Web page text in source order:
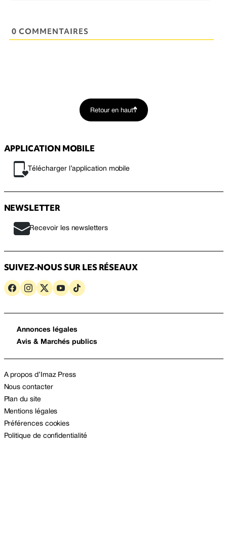
0 COMMENTAIRES
Retour en haut
APPLICATION MOBILE
Télécharger l’application mobile
NEWSLETTER
Recevoir les newsletters
SUIVEZ-NOUS SUR LES RÉSEAUX
Annonces légales
Avis & Marchés publics
A propos d’Imaz Press
Nous contacter
Plan du site
Mentions légales
Préférences cookies
Politique de confidentialité